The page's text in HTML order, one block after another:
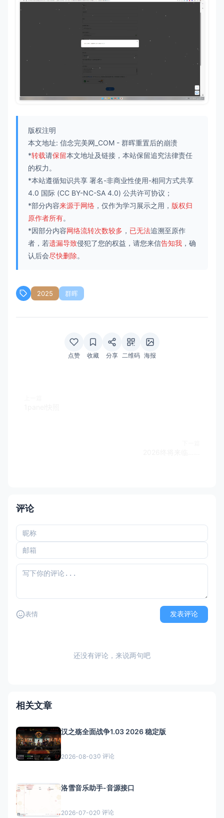
版权注明
本文地址: 信念完美网_COM - 群晖重置后的崩溃
*转载请保留本文地址及链接，本站保留追究法律责任
的权力。
*本站遵循知识共享 署名-非商业性使用-相同方式共享
4.0 国际 (CC BY-NC-SA 4.0) 公共许可协议；
*部分内容来源于网络 ，仅作为学习展示之用， 版权归
原作者所有。
*因部分内容网络流转次数较多 ， 已无法追溯至原作
者，若遗漏导致侵犯了您的权益，请您来信告知我 ，确
认后会尽快删除。
2025 群晖
点赞 收藏 分享 二维码 海报
评论
表情 发表评论
还没有评论，来说两句吧
相关文章
汉之殇全面战争1.03 2026 稳定版
2026-08-030 评论
洛雪音乐助手-音源接口
2026-07-020 评论